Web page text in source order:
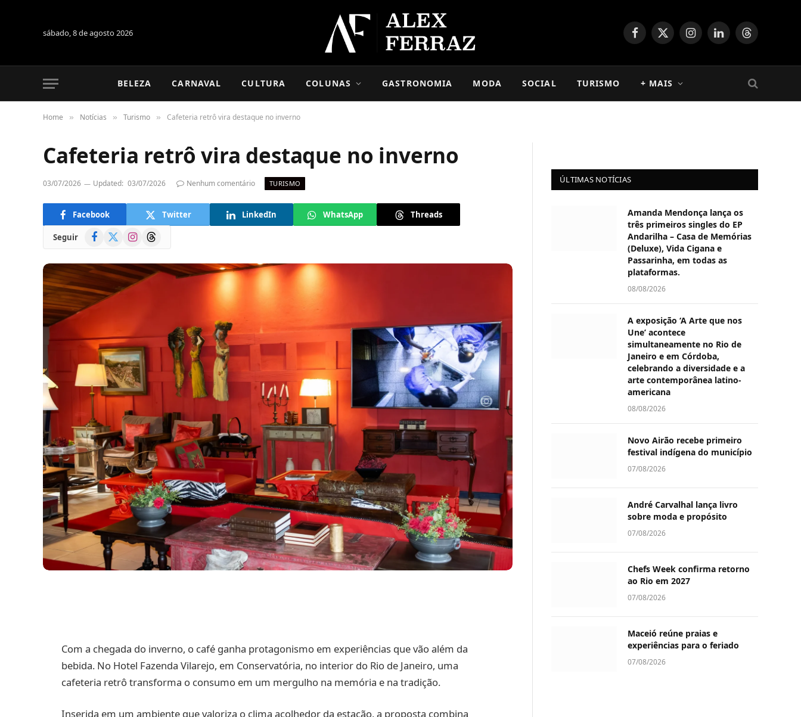
sábado, 8 de agosto 2026 Facebook
X
InstagramLinkedInThreads
BELEZA CARNAVAL CULTURA COLUNAS GASTRONOMIA MODA SOCIAL TURISMO + MAIS
Home » Notícias » Turismo » Cafeteria retrô vira destaque no inverno
Cafeteria retrô vira destaque no inverno
03/07/2026 Updated: 03/07/2026 Nenhum comentário TURISMO
Facebook Twitter LinkedIn WhatsApp Threads
Seguir Facebook
(Twitter)
InstagramThreads
Com a chegada do inverno, o café ganha protagonismo em experiências que vão além da
bebida. No Hotel Fazenda Vilarejo, em Conservatória, no interior do Rio de Janeiro, uma
cafeteria retrô transforma o consumo em um mergulho na memória e na tradição.
Inserida em um ambiente que valoriza o clima acolhedor da estação, a proposta combina
ÚLTIMAS NOTÍCIAS
Amanda Mendonça lança os
três primeiros singles do EP
Andarilha – Casa de Memórias
(Deluxe), Vida Cigana e
Passarinha, em todas as
plataformas.
08/08/2026
A exposição ‘A Arte que nos
Une’ acontece
simultaneamente no Rio de
Janeiro e em Córdoba,
celebrando a diversidade e a
arte contemporânea latino-
americana
08/08/2026
Novo Airão recebe primeiro
festival indígena do município
07/08/2026
André Carvalhal lança livro
sobre moda e propósito
07/08/2026
Chefs Week confirma retorno
ao Rio em 2027
07/08/2026
Maceió reúne praias e
experiências para o feriado
07/08/2026